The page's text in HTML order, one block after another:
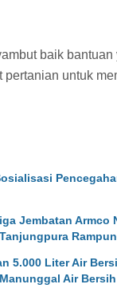
baik
untuk
Jembatan Armco
5.000 Liter Air
Air Bersih